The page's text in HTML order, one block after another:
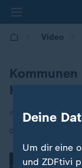
Video
von Andreas Postel
01.12.2025 | 21:45
Deine
Um dir eine
und ZDFtivi